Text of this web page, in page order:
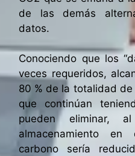
de las demás
datos.
Conociendo que los
veces requeridos,
80 % de la totalidad
que continúan
pueden eliminar,
almacenamiento
carbono sería